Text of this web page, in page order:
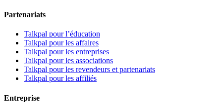
Partenariats
Talkpal pour l’éducation
Talkpal pour les affaires
Talkpal pour les entreprises
Talkpal pour les associations
Talkpal pour les revendeurs et partenariats
Talkpal pour les affiliés
Entreprise